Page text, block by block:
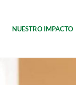
NUESTRO IMPACTO